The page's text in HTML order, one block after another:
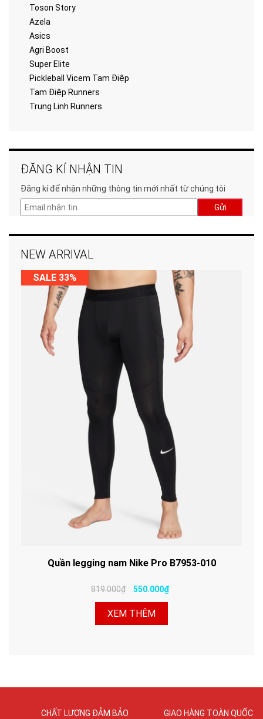
Toson Story
Azela
Asics
Agri Boost
Super Elite
Pickleball Vicem Tam Điệp
Tam Điệp Runners
Trung Linh Runners
ĐĂNG KÍ NHẬN TIN
Đăng kí để nhận những thông tin mới nhất từ chúng tôi
Gửi
NEW ARRIVAL
SALE 33%
Quần legging nam Nike Pro B7953-010
819.000₫ 550.000₫
XEM THÊM
CHẤT LƯỢNG ĐẢM BẢO GIAO HÀNG TOÀN QUỐC